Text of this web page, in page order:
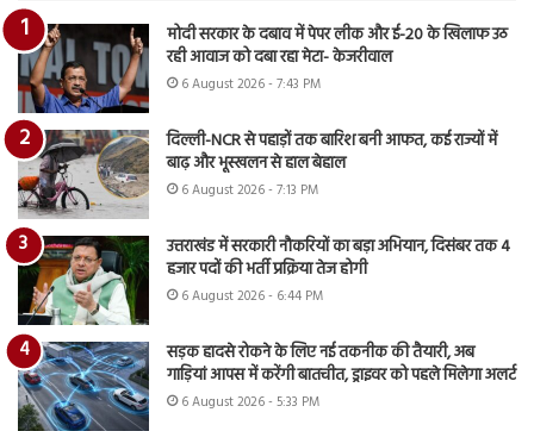
मोदी सरकार के दबाव में पेपर लीक और ई-20 के खिलाफ उठ
रही आवाज को दबा रहा मेटा- केजरीवाल
6 August 2026 - 7:43 PM
दिल्ली-NCR से पहाड़ों तक बारिश बनी आफत, कई राज्यों में
बाढ़ और भूस्खलन से हाल बेहाल
6 August 2026 - 7:13 PM
उत्तराखंड में सरकारी नौकरियों का बड़ा अभियान, दिसंबर तक 4
हजार पदों की भर्ती प्रक्रिया तेज होगी
6 August 2026 - 6:44 PM
सड़क हादसे रोकने के लिए नई तकनीक की तैयारी, अब
गाड़ियां आपस में करेंगी बातचीत, ड्राइवर को पहले मिलेगा अलर्ट
6 August 2026 - 5:33 PM